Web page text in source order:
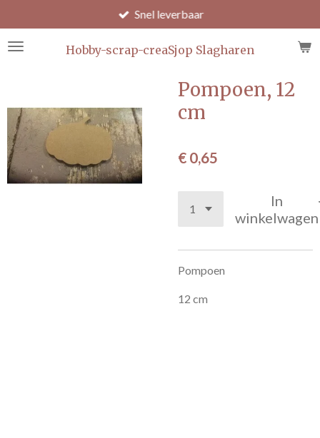
direct
naar
Hobby-scrap-creaSjop Slagharen
Snel leverbaar
Pompoen, 12
cm
€ 0,65
In
winkelwagen
Pompoen
12 cm